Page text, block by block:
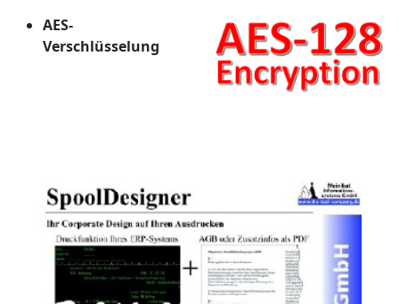
AES-
Verschlüsselung